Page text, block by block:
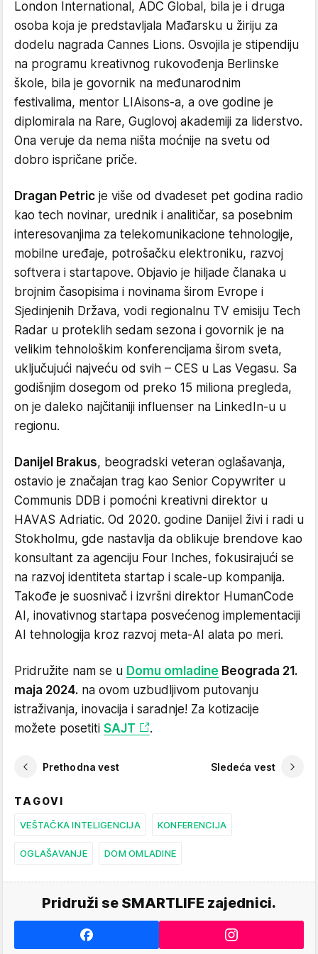
London International, ADC Global, bila je i druga
osoba koja je predstavljala Mađarsku u žiriju za
dodelu nagrada Cannes Lions. Osvojila je stipendiju
na programu kreativnog rukovođenja Berlinske
škole, bila je govornik na međunarodnim
festivalima, mentor LIAisons-a, a ove godine je
diplomirala na Rare, Guglovoj akademiji za liderstvo.
Ona veruje da nema ništa moćnije na svetu od
dobro ispričane priče.
Dragan Petric je više od dvadeset pet godina radio
kao tech novinar, urednik i analitičar, sa posebnim
interesovanjima za telekomunikacione tehnologije,
mobilne uređaje, potrošačku elektroniku, razvoj
softvera i startapove. Objavio je hiljade članaka u
brojnim časopisima i novinama širom Evrope i
Sjedinjenih Država, vodi regionalnu TV emisiju Tech
Radar u proteklih sedam sezona i govornik je na
velikim tehnološkim konferencijama širom sveta,
uključujući najveću od svih – CES u Las Vegasu. Sa
godišnjim dosegom od preko 15 miliona pregleda,
on je daleko najčitaniji influenser na LinkedIn-u u
regionu.
Danijel Brakus, beogradski veteran oglašavanja,
ostavio je značajan trag kao Senior Copywriter u
Communis DDB i pomoćni kreativni direktor u
HAVAS Adriatic. Od 2020. godine Danijel živi i radi u
Stokholmu, gde nastavlja da oblikuje brendove kao
konsultant za agenciju Four Inches, fokusirajući se
na razvoj identiteta startap i scale-up kompanija.
Takođe je suosnivač i izvršni direktor HumanCode
AI, inovativnog startapa posvećenog implementaciji
AI tehnologija kroz razvoj meta-AI alata po meri.
Pridružite nam se u Domu omladine Beograda 21.
maja 2024. na ovom uzbudljivom putovanju
istraživanja, inovacija i saradnje! Za kotizacije
možete posetiti SAJT .
Prethodna vest Sledeća vest
TAGOVI
VEŠTAČKA INTELIGENCIJA KONFERENCIJA
OGLAŠAVANJE DOM OMLADINE
Pridruži se SMARTLIFE zajednici.